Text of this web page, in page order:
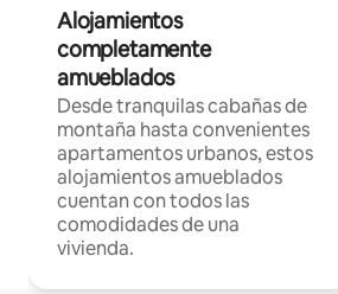
Alojamientos
completamente
amueblados
Desde tranquilas cabañas de
montaña hasta convenientes
apartamentos urbanos, estos
alojamientos amueblados
cuentan con todos las
comodidades de una
vivienda.